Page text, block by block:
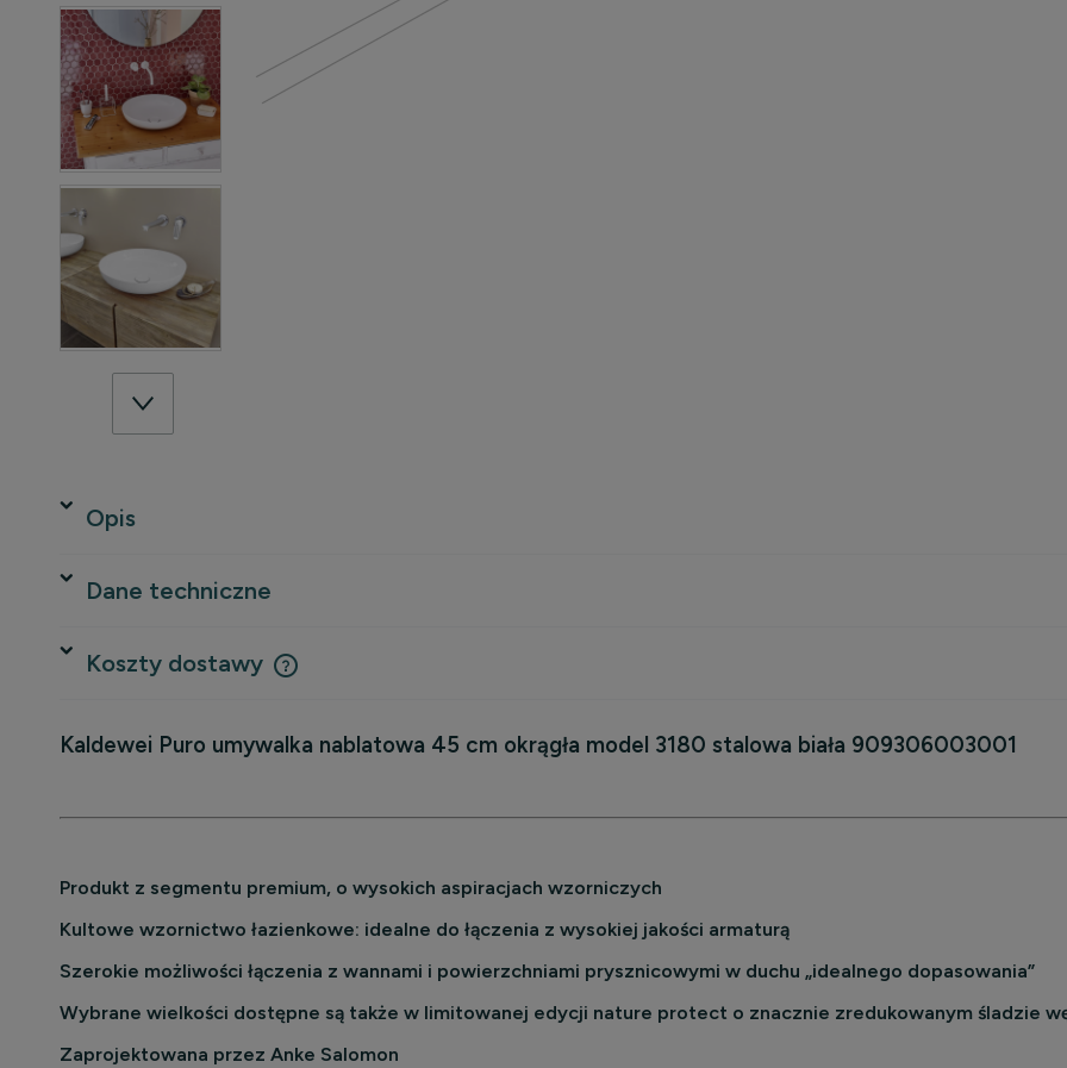
Opis
Dane techniczne
Koszty dostawy
Cena nie zawiera ewentualnych kosztów
Kaldewei Puro umywalka nablatowa 45 cm okrągła model 3180 stalowa biała 909306003001
Produkt z segmentu premium, o wysokich aspiracjach wzorniczych
Kultowe wzornictwo łazienkowe: idealne do łączenia z wysokiej jakości armaturą
Szerokie możliwości łączenia z wannami i powierzchniami prysznicowymi w duchu „idealnego dopasowania”
Wybrane wielkości dostępne są także w limitowanej edycji nature protect o znacznie zredukowanym śladzie
Zaprojektowana przez Anke Salomon